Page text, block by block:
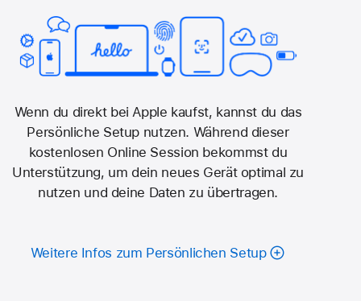
Wenn du direkt bei Apple kaufst, kannst du das
Persönliche Setup nutzen. Während dieser
kostenlosen Online Session bekommst du
Unterstützung, um dein neues Gerät optimal zu
nutzen und deine Daten­ zu übertragen.
Weitere Infos zum Persönlichen Setup